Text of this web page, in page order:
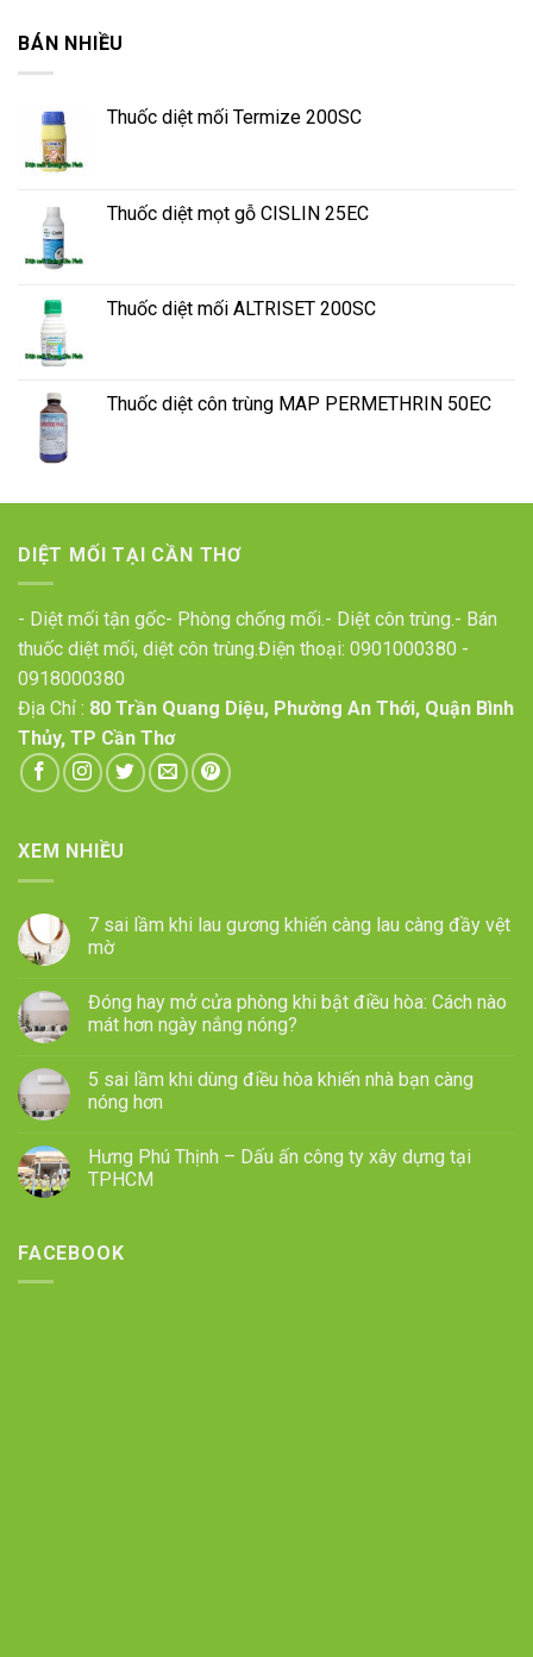
BÁN NHIỀU
Thuốc diệt mối Termize 200SC
Thuốc diệt mọt gỗ CISLIN 25EC
Thuốc diệt mối ALTRISET 200SC
Thuốc diệt côn trùng MAP PERMETHRIN 50EC
DIỆT MỐI TẠI CẦN THƠ
- Diệt mối tận gốc- Phòng chống mối.- Diệt côn trùng.- Bán
thuốc diệt mối, diệt côn trùng.Điện thoại: 0901000380 -
0918000380
Địa Chỉ : 80 Trần Quang Diệu, Phường An Thới, Quận Bình
Thủy, TP Cần Thơ
XEM NHIỀU
7 sai lầm khi lau gương khiến càng lau càng đầy vệt
mờ
Đóng hay mở cửa phòng khi bật điều hòa: Cách nào
mát hơn ngày nắng nóng?
5 sai lầm khi dùng điều hòa khiến nhà bạn càng
nóng hơn
Hưng Phú Thịnh – Dấu ấn công ty xây dựng tại
TPHCM
FACEBOOK